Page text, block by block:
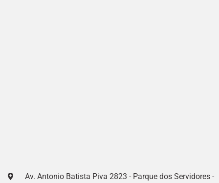
Av. Antonio Batista Piva 2823 - Parque dos Servidores -